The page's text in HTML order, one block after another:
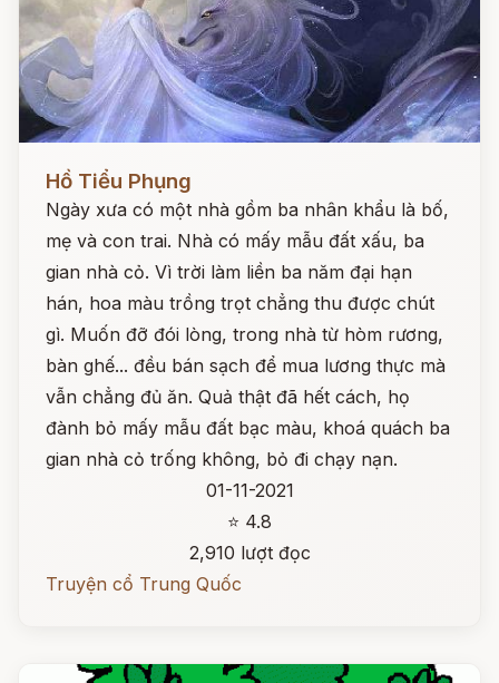
Đọc ngay
Hồ Tiểu Phụng
Ngày xưa có một nhà gồm ba nhân khẩu là bố,
mẹ và con trai. Nhà có mấy mẫu đất xấu, ba
gian nhà cỏ. Vì trời làm liền ba năm đại hạn
hán, hoa màu trồng trọt chẳng thu được chút
gì. Muốn đỡ đói lòng, trong nhà từ hòm rương,
bàn ghế... đều bán sạch để mua lương thực mà
vẫn chẳng đủ ăn. Quả thật đã hết cách, họ
đành bỏ mấy mẫu đất bạc màu, khoá quách ba
gian nhà cỏ trống không, bỏ đi chạy nạn.
01-11-2021
⭐ 4.8
2,910 lượt đọc
Truyện cổ Trung Quốc